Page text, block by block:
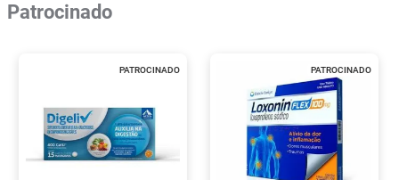
Patrocinado
PATROCINADO PATROCINADO